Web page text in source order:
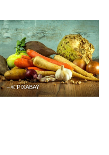
– © PIXABAY